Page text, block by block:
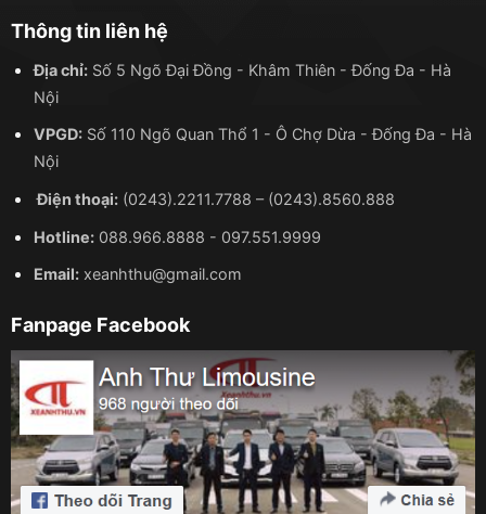
Thông tin liên hệ
Địa chỉ:Số 5 Ngõ Đại Đồng - Khâm Thiên - Đống Đa - Hà
Nội
VPGD:Số 110 Ngõ Quan Thổ 1 - Ô Chợ Dừa - Đống Đa - Hà
Nội
Điện thoại: (0243).2211.7788 – (0243).8560.888
Hotline: 088.966.8888 - 097.551.9999
Email:xeanhthu@gmail.com
Fanpage Facebook